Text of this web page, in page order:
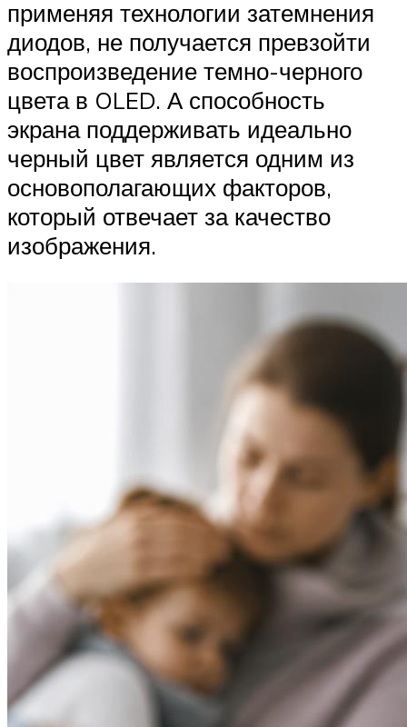
применяя технологии затемнения
диодов, не получается превзойти
воспроизведение темно-черного
цвета в OLED. А способность
экрана поддерживать идеально
черный цвет является одним из
основополагающих факторов,
который отвечает за качество
изображения.